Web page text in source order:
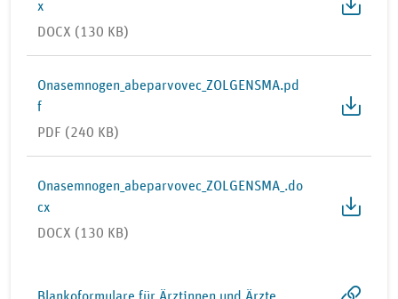
x
DOCX (130 KB)
Onasemnogen_abeparvovec_ZOLGENSMA.pd
f
PDF (240 KB)
Onasemnogen_abeparvovec_ZOLGENSMA_.do
cx
DOCX (130 KB)